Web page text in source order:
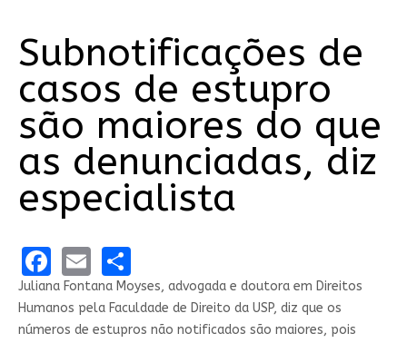
Subnotificações de
casos de estupro
são maiores do que
as denunciadas, diz
especialista
Facebook
EmailShare
Juliana Fontana Moyses, advogada e doutora em Direitos
Humanos pela Faculdade de Direito da USP, diz que os
números de estupros não notificados são maiores, pois